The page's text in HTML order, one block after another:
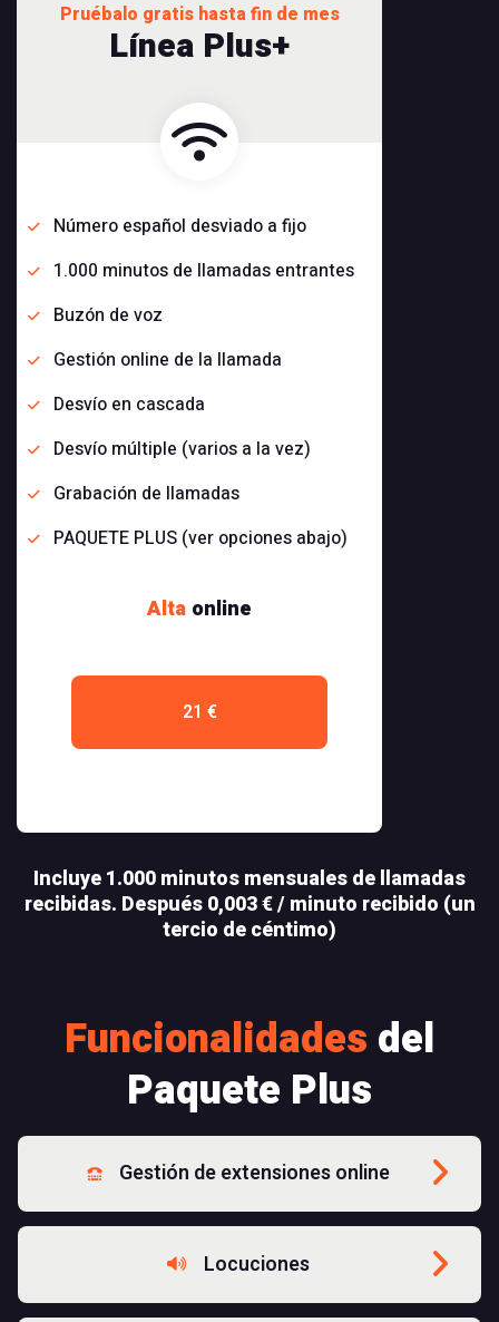
Pruébalo gratis hasta fin de mes
Línea Plus+
Número español desviado a fijo
1.000 minutos de llamadas entrantes
Buzón de voz
Gestión online de la llamada
Desvío en cascada
Desvío múltiple (varios a la vez)
Grabación de llamadas
PAQUETE PLUS (ver opciones abajo)
Alta online
21 €
Incluye 1.000 minutos mensuales de llamadas
recibidas. Después 0,003 € / minuto recibido (un
tercio de céntimo)
Funcionalidades del
Paquete Plus
Gestión de extensiones online
Locuciones